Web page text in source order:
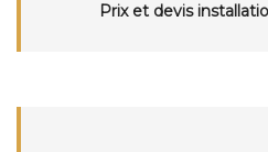
Prix et devis